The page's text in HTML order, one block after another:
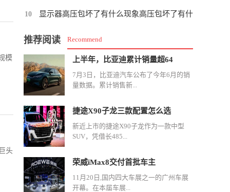
模
头
10 显示器高压包坏了有什么现象高压包坏了有什
推荐阅读 Recommend
上半年，比亚迪累计销量超64
7月3日，比亚迪汽车公布了今年6月的销
量数据。累计销售新...
捷途X90子龙三款配置怎么选
新近上市的捷途X90子龙作为一款中型
SUV，凭借长485...
荣威iMax8交付首批车主
11月20日,国内四大车展之一的广州车展
开幕。在本届车展...